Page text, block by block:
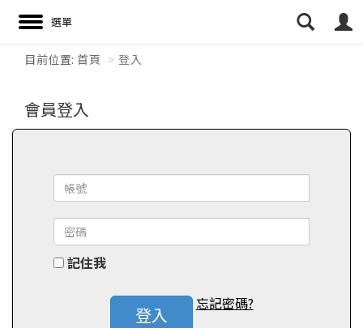
目前位置: 首頁 登入
會員登入
記住我
登入
忘記密碼?